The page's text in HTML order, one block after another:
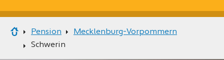
Pension
Mecklenburg-Vorpommern
Schwerin